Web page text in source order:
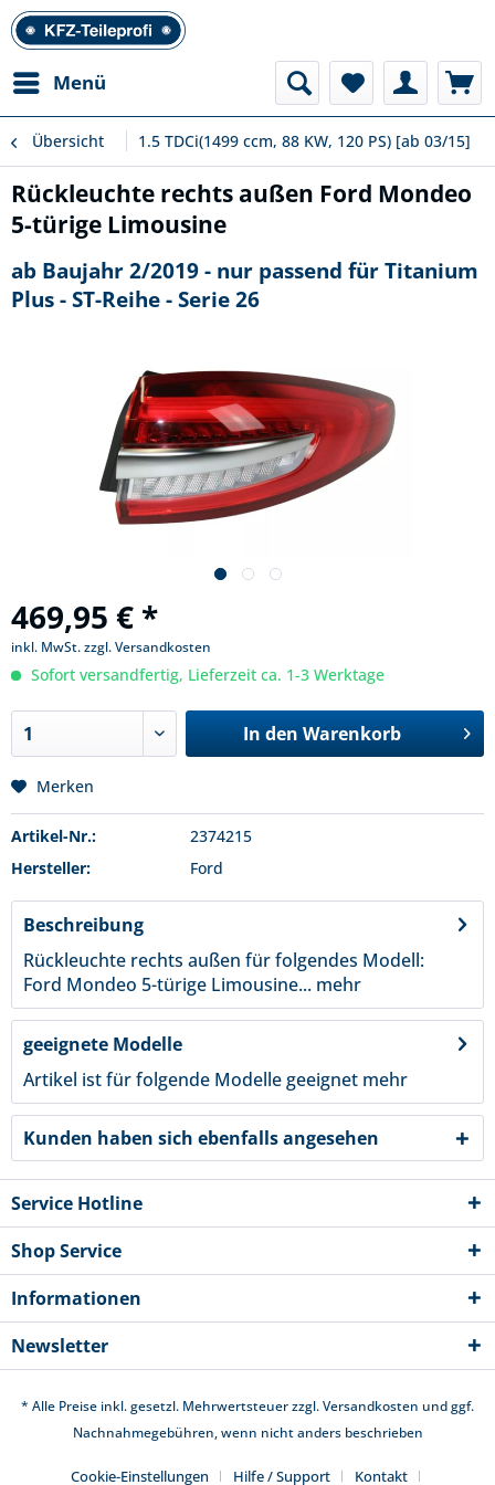
Menü
Übersicht 1.5 TDCi(1499 ccm, 88 KW, 120 PS) [ab 03/15]
Rückleuchte rechts außen Ford Mondeo
5-türige Limousine
ab Baujahr 2/2019 - nur passend für Titanium
Plus - ST-Reihe - Serie 26
469,95 € *
inkl. MwSt.zzgl. Versandkosten
Sofort versandfertig, Lieferzeit ca. 1-3 Werktage
In den Warenkorb
Merken
Artikel-Nr.:
2374215
Hersteller:
Ford
Beschreibung
Rückleuchte rechts außen für folgendes Modell:
Ford Mondeo 5-türige Limousine... mehr
geeignete Modelle
Artikel ist für folgende Modelle geeignet mehr
Kunden haben sich ebenfalls angesehen
Service Hotline
Shop Service
Informationen
Newsletter
* Alle Preise inkl. gesetzl. Mehrwertsteuer zzgl.Versandkosten und ggf.
Nachnahmegebühren, wenn nicht anders beschrieben
Cookie-Einstellungen Hilfe / Support Kontakt